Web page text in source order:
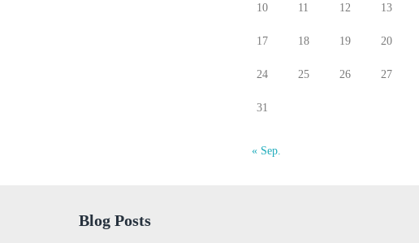
10 11 12 13
17 18 19 20
24 25 26 27
31
« Sep.
Blog Posts